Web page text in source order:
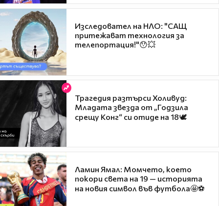
Изследовател на НЛО: "САЩ
притежават технология за
телепортация!"😯💥
Трагедия разтърси Холивуд:
Младата звезда от „Годзила
срещу Конг“ си отиде на 18🕊️
Ламин Ямал: Момчето, което
покори света на 19 — историята
на новия символ във футбола🤩⚽